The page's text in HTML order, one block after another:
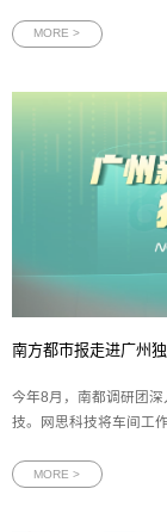
面的高度认可和肯定。
MORE >
今年8月，南都调研团
技。网思科技将车间工
思科技副总裁黄朝晖表
MORE >